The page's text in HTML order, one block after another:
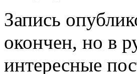
Запись
окончен, но в
интересные